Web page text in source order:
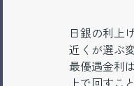
日銀の利上
近くが選ぶ
最優遇金利